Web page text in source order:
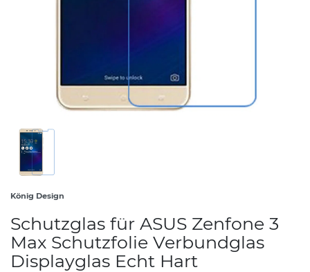
König Design
Schutzglas für ASUS Zenfone 3
Max Schutzfolie Verbundglas
Displayglas Echt Hart